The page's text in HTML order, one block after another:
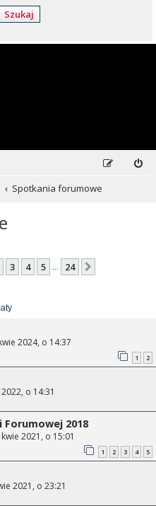
Szukaj
Spotkania forumowe
z24
3 4 5 … 24
2024, o 14:37
1 2
o 14:31
2018
2021, o 15:01
1 2 3 4 5
2021, o 23:21